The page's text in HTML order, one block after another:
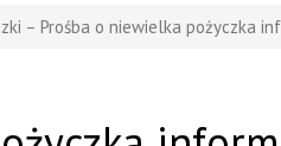
– Prośba o niewielka pożyczka